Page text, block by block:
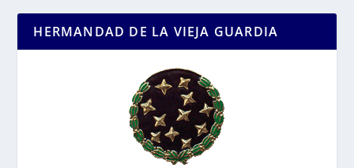
HERMANDAD DE LA VIEJA GUARDIA